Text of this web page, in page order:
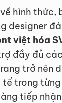
hình thức,
designer
việt hóa
đầy đủ
trở nên
tế trong
tiếp